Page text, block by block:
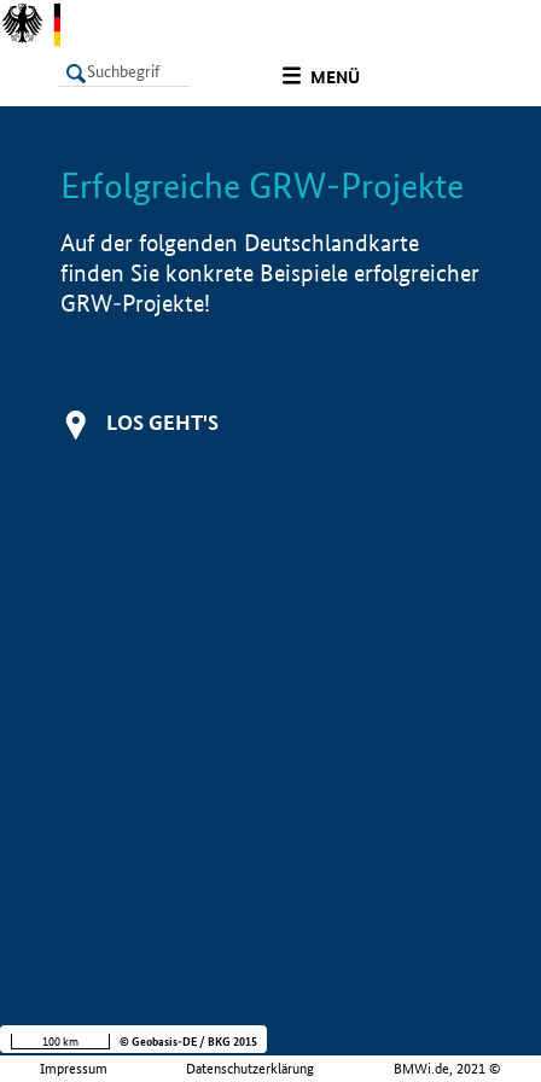
MENÜ
LISTE Info
Erfolgreiche GRW-Projekte
Auf der folgenden Deutschlandkarte
finden Sie konkrete Beispiele erfolgreicher
GRW-Projekte!
LOS GEHT'S
Impressum Datenschutzerklärung BMWi.de, 2021 ©
100 km © Geobasis-DE / BKG 2015